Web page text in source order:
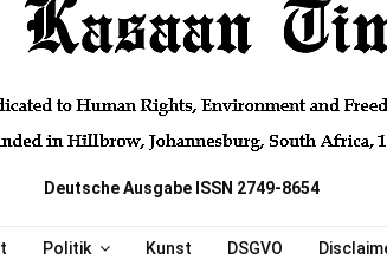
Deutsche Ausgabe ISSN 2749-8654
Politik Kunst DSGVO